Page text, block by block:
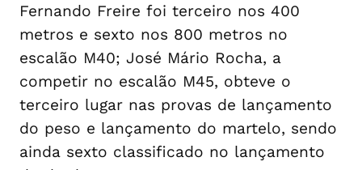
Fernando Freire foi terceiro nos 400
metros e sexto nos 800 metros no
escalão M40; José Mário Rocha, a
competir no escalão M45, obteve o
terceiro lugar nas provas de lançamento
do peso e lançamento do martelo, sendo
ainda sexto classificado no lançamento